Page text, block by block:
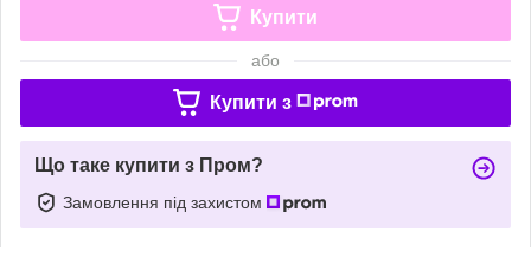
Купити
або
Купити з
Що таке купити з Пром?
Замовлення під захистом